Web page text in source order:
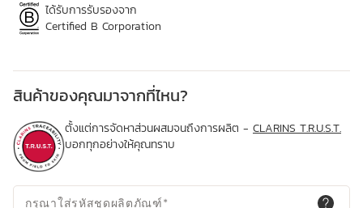
ได้รับการรับรองจาก
Certified B Corporation
สินค้าของคุณมาจากที่ไหน?
ตั้งแต่การจัดหาส่วนผสมจนถึงการผลิต - CLARINS T.R.U.S.T.
บอกทุกอย่างให้คุณทราบ
กรุณาใส่รหัสชุดผลิตภัณฑ์*